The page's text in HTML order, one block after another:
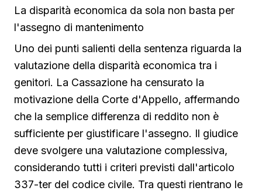
La disparità economica da sola non basta per
l'assegno di mantenimento
Uno dei punti salienti della sentenza riguarda la
valutazione della disparità economica tra i
genitori. La Cassazione ha censurato la
motivazione della Corte d'Appello, affermando
che la semplice differenza di reddito non è
sufficiente per giustificare l'assegno. Il giudice
deve svolgere una valutazione complessiva,
considerando tutti i criteri previsti dall'articolo
337-ter del codice civile. Tra questi rientrano le